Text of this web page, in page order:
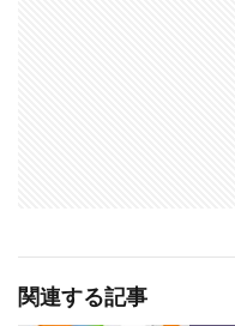
関連する記事